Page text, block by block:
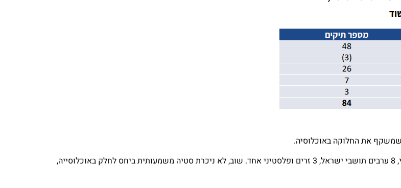
בעניין עצורים בשל שוטטות, נעצרו 42, 30 יהודים, 2 מהם ממוצא אתיופי, 8 ערבים תושבי ישראל, 3 זרים ופלסטיני אחד. שוב, לא ניכרת סטיה משמעותית ביחס לחלק באוכלוסייה,